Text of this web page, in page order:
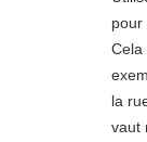
pour
Cela
la
vaut